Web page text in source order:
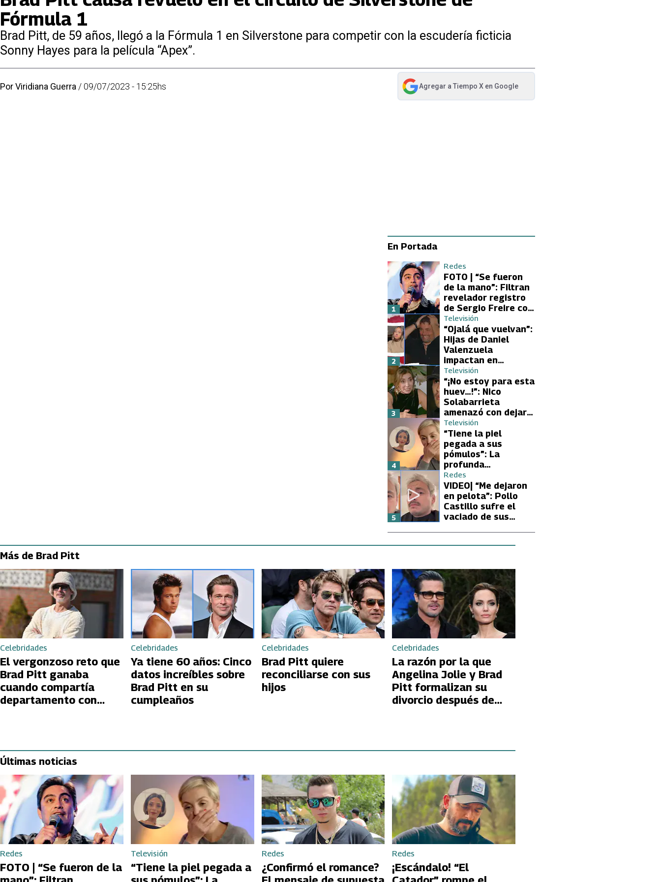
Fórmula 1
Brad Pitt, de 59 años, llegó a la Fórmula 1 en Silverstone para competir con la escudería ficticia
Sonny Hayes para la película “Apex”.
PorViridiana Guerra /09/07/2023 - 15:25hs Agregar a Tiempo Xen Google
abre en nueva pestaña
En Portada
Redes
FOTO | “Se fueron
de la mano”: Filtran
revelador registro
de Sergio Freire con
supuesta nueva
conquista
1
Televisión
“Ojalá que vuelvan”:
Hijas de Daniel
Valenzuela
impactan en
Volverías con tu Ex
2 con directa
petición a su papá
sobre Yamila Reyna
2
Televisión
“¡No estoy para esta
huev…!”: Nico
Solabarrieta
amenazó con dejar
Volverías con tu Ex
tras encontrón con
Carmen Gloria
Arroyo
3
Televisión
“Tiene la piel
pegada a sus
pómulos”: La
profunda
preocupación de
Fran García-
Huidobro por la
extrema delgadez
de Kathy Orellana
4
Redes
VIDEO| “Me dejaron
en pelota”: Pollo
Castillo sufre el
vaciado de sus
5
Más de Brad Pitt
Celebridades
El vergonzoso reto que
Brad Pitt ganaba
cuando compartía
departamento con
Celebridades
Ya tiene 60 años: Cinco
datos increíbles sobre
Brad Pitt en su
cumpleaños
Celebridades
Brad Pitt quiere
reconciliarse con sus
hijos
Celebridades
La razón por la que
Angelina Jolie y Brad
Pitt formalizan su
divorcio después de
Últimas noticias
Redes
FOTO | “Se fueron de la
Televisión
“Tiene la piel pegada a
Redes
¿Confirmó el romance?
Redes
¡Escándalo! “El